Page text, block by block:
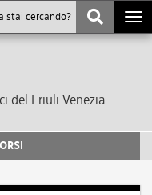
del Friuli Venezia